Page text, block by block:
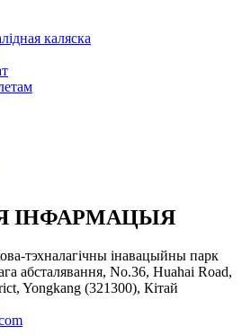
каляска
ІНФАРМАЦЫЯ
тэхналагічны інавацыйны парк
абсталявання, No.36, Huahai Road,
Yongkang (321300), Кітай